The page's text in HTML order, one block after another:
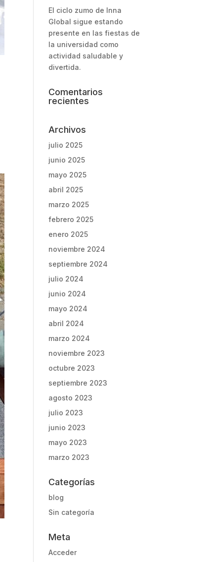
El ciclo zumo de Inna
Global sigue estando
presente en las fiestas de
la universidad como
actividad saludable y
divertida.
Comentarios
recientes
Archivos
julio 2025
junio 2025
mayo 2025
abril 2025
marzo 2025
febrero 2025
enero 2025
noviembre 2024
septiembre 2024
julio 2024
junio 2024
mayo 2024
abril 2024
marzo 2024
noviembre 2023
octubre 2023
septiembre 2023
agosto 2023
julio 2023
junio 2023
mayo 2023
marzo 2023
Categorías
blog
Sin categoría
Meta
Acceder